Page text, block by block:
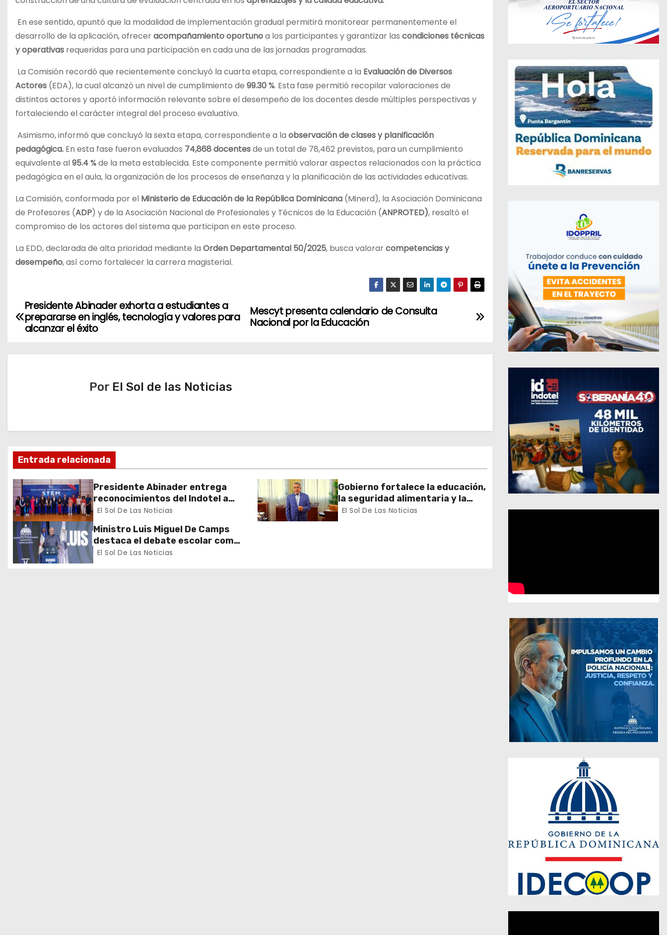
En ese sentido, apuntó que la modalidad de implementación gradual permitirá monitorear permanentemente el
desarrollo de la aplicación, ofreceracompañamiento oportunoa los participantes y garantizar las condiciones técnicas
y operativas requeridas para una participación en cada una de las jornadas programadas.
La Comisión recordó que recientemente concluyó la cuarta etapa, correspondiente a la Evaluación de Diversos
Actores (EDA), la cual alcanzó un nivel de cumplimiento de 99.30 %. Esta fase permitió recopilar valoraciones de
distintos actores y aportó información relevante sobre el desempeño de los docentes desde múltiples perspectivas y
fortaleciendo el carácter integral del proceso evaluativo.
Asimismo, informó que concluyó la sexta etapa, correspondiente a la observación de clases y planificación
pedagógica. En esta fase fueron evaluados 74,868 docentesde un total de 78,462 previstos, para un cumplimiento
equivalente al95.4 %de la meta establecida. Este componente permitió valorar aspectos relacionados con la práctica
pedagógica en el aula, la organización de los procesos de enseñanza y la planificación de las actividades educativas.
La Comisión, conformada por el Ministerio de Educación de la República Dominicana (Minerd), la Asociación Dominicana
de Profesores (ADP) y de la Asociación Nacional de Profesionales y Técnicos de la Educación (ANPROTED), resaltó el
compromiso de los actores del sistema que participan en este proceso.
La EDD, declarada de alta prioridad mediante la Orden Departamental 50/2025, busca valorarcompetencias y
desempeño, así como fortalecer la carrera magisterial.
N
v
c
i
ó
n
d
e
e
Mescyt presenta calendario de Consulta
Nacional por la Educación
Presidente Abinader exhorta a estudiantes a
prepararse en inglés, tecnología y valores para
alcanzar el éxito
Por El Sol de las Noticias
Entrada relacionada
Presidente Abinader entrega
reconocimientos del Indotel a
más de 170 estudiantes
“Buscamos el Talento del
Futuro”
El Sol De Las Noticias
Gobierno fortalece la educación,
la seguridad alimentaria y la
salud con acciones que impulsan
El Sol De Las Noticias
Ministro Luis Miguel De Camps
destaca el debate escolar como
herramienta para formar
El Sol De Las Noticias